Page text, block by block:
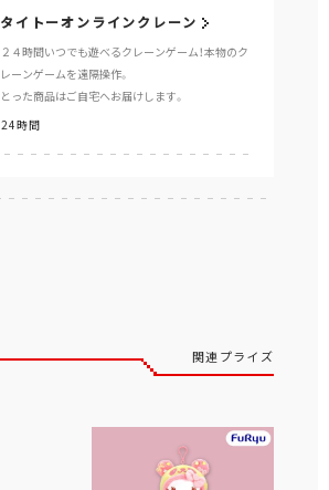
タイトーオンラインクレーン
２４時間いつでも遊べるクレーンゲーム！本物のク
レーンゲームを遠隔操作。
とった商品はご自宅へお届けします。
24時間
関連プライズ